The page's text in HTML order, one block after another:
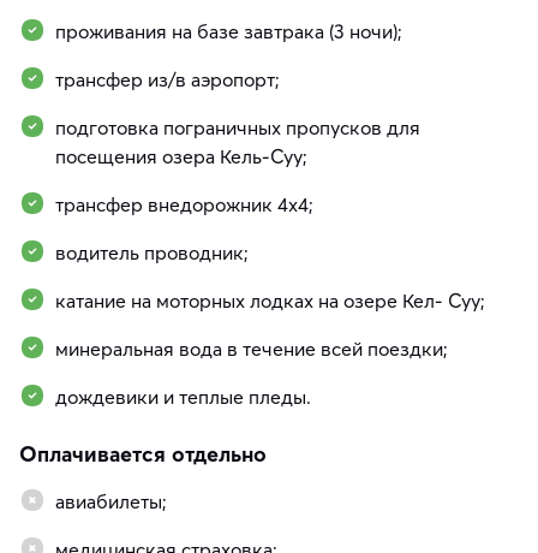
проживания на базе завтрака (3 ночи);
трансфер из/в аэропорт;
подготовка пограничных пропусков для
посещения озера Кель-Суу;
трансфер внедорожник 4х4;
водитель проводник;
катание на моторных лодках на озере Кел- Суу;
минеральная вода в течение всей поездки;
дождевики и теплые пледы.
Оплачивается отдельно
авиабилеты;